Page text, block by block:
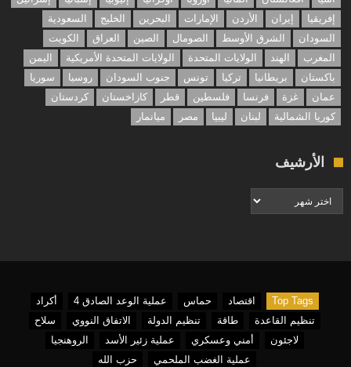
إفريقيا
إيران الأردن الإمارات البحرين الخليج
السعودية
السودان
الشرق الأوسط الصومال الصين العراق
الكويت
المغرب
الهند الولايات المتحدة الولايات المتحدة الأمريكية
اليمن
باكستان
بريطانيا تركيا تونس جنوب السودان روسيا
سوريا
عمان
غزة فرنسا فلسطين قطر كازاخستان
كردستان
كوريا الشمالية
لبنان ليبيا مصر ميانمار
الأرشيف
الأرشيف
Top Tags اقتصاد حماس عملية الوعد الصادق 4
أكراد
تنظيم القاعدة
طاقة تنظيم الدولة الاتفاق النووي
سلاح
لاجئون
أمني وعسكري عملية زئير الأسد
الروهنجيا
عملية الغضب الملحمي
حزب الله